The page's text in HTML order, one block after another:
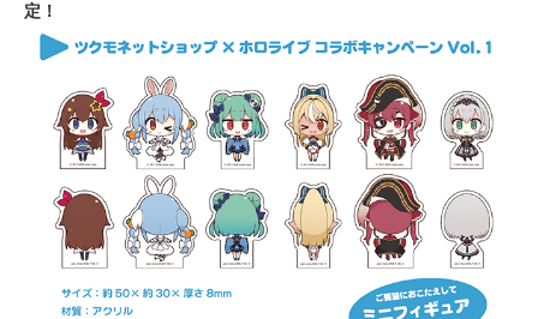
定！